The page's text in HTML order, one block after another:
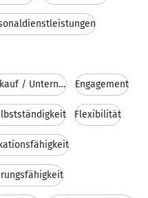
Erfahrung im Bereich Unternehmenskauf / Unternehme Engagement
Flexibilität